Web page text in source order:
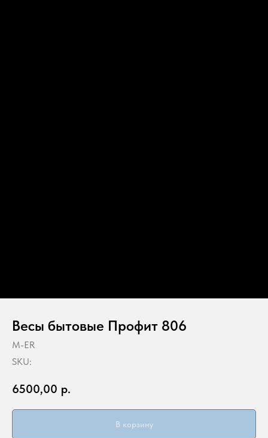
Весы бытовые Профит 806
M-ER
SKU:
6500,00 р.
В корзину